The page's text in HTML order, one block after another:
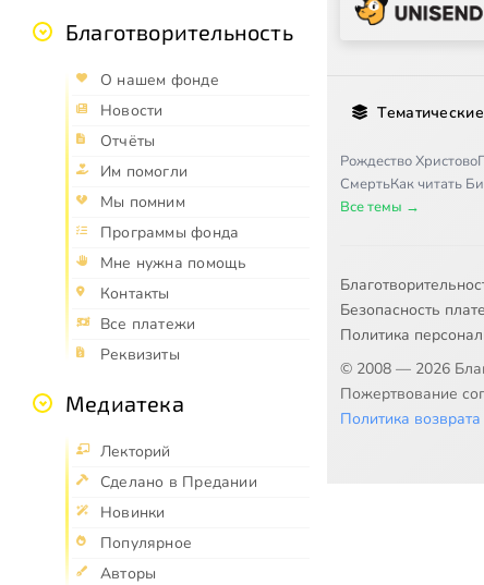
Благотворительность
О нашем фонде
Новости
Отчёты
Им помогли
Мы помним
Программы фонда
Мне нужна помощь
Контакты
Все платежи
Реквизиты
Медиатека
Лекторий
Сделано в Предании
Новинки
Популярное
Авторы
Рождество Христово
СмертьКак читать
Все темы →
Безопасность
Политика
© 2008 — 2026
Пожертвование
Политика возврата